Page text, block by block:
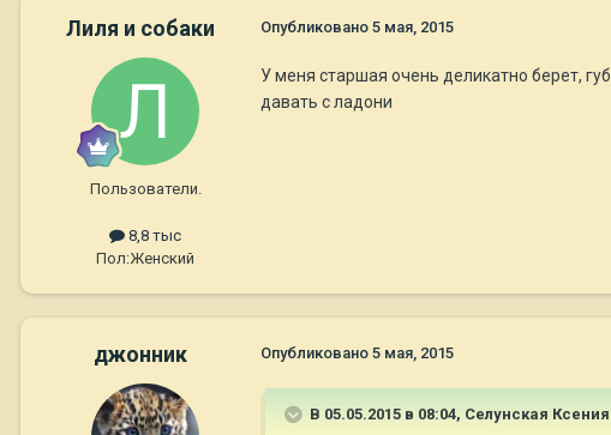
Лиля и собаки
Пользователи.
8,8 тыс
Пол:Женский
Опубликовано 5 мая, 2015
У меня старшая очень деликатно берет,
давать с ладони
джонник Опубликовано 5 мая, 2015
В 05.05.2015 в 08:04, Селунская